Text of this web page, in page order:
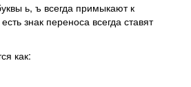
ь, ъ всегда примыкают к
знак переноса всегда ставят
как: